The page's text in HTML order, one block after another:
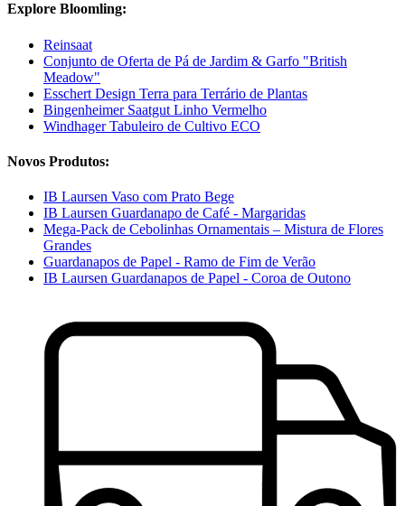
Explore Bloomling:
Reinsaat
Conjunto de Oferta de Pá de Jardim & Garfo "British
Meadow"
Esschert Design Terra para Terrário de Plantas
Bingenheimer Saatgut Linho Vermelho
Windhager Tabuleiro de Cultivo ECO
Novos Produtos:
IB Laursen Vaso com Prato Bege
IB Laursen Guardanapo de Café - Margaridas
Mega-Pack de Cebolinhas Ornamentais – Mistura de Flores
Grandes
Guardanapos de Papel - Ramo de Fim de Verão
IB Laursen Guardanapos de Papel - Coroa de Outono